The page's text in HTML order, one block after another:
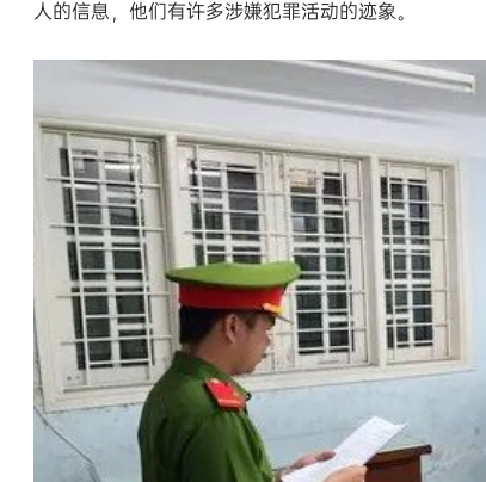
人的信息，他们有许多涉嫌犯罪活动的迹象。